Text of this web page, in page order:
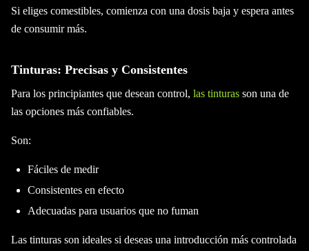
Si eliges comestibles, comienza con una dosis baja y espera antes
de consumir más.
Tinturas: Precisas y Consistentes
Para los principiantes que desean control, las tinturas son una de
las opciones más confiables.
Son:
Fáciles de medir
Consistentes en efecto
Adecuadas para usuarios que no fuman
Las tinturas son ideales si deseas una introducción más controlada